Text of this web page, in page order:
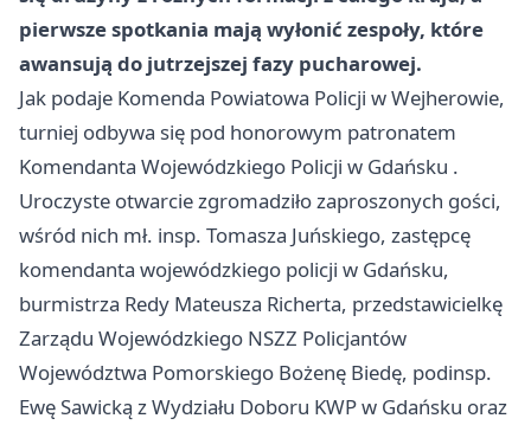
pierwsze spotkania mają wyłonić zespoły, które
awansują do jutrzejszej fazy pucharowej.
Jak podaje Komenda Powiatowa Policji w Wejherowie,
turniej odbywa się pod honorowym patronatem
Komendanta Wojewódzkiego Policji w Gdańsku .
Uroczyste otwarcie zgromadziło zaproszonych gości,
wśród nich mł. insp. Tomasza Juńskiego, zastępcę
komendanta wojewódzkiego policji w Gdańsku,
burmistrza Redy Mateusza Richerta, przedstawicielkę
Zarządu Wojewódzkiego NSZZ Policjantów
Województwa Pomorskiego Bożenę Biedę, podinsp.
Ewę Sawicką z Wydziału Doboru KWP w Gdańsku oraz